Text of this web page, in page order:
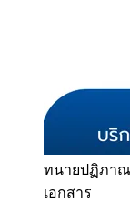
ทนายปฏิภาณ
เอกสาร